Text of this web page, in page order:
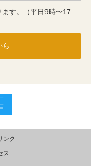
す。（平日9時〜17
ら
ンク
ス